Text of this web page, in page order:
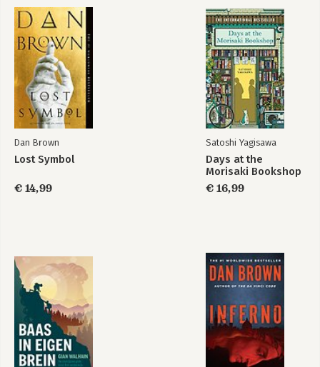
Dan Brown
Lost Symbol
€ 14,99
Satoshi Yagisawa
Days at the
Morisaki Bookshop
€ 16,99